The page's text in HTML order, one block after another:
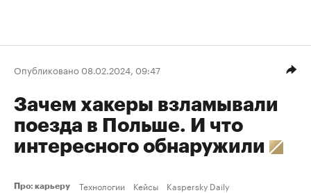
Опубликовано 08.02.2024, 09:47
Зачем хакеры взламывали
поезда в Польше. И что
интересного обнаружили
Про: карьеру Технологии Кейсы Kaspersky Daily